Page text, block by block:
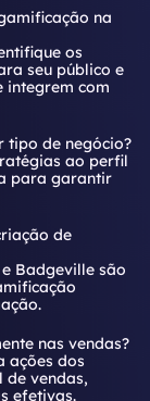
na
os
seu público e
integrem com
tipo de negócio?
ao perfil
para garantir
de
Badgeville são
nas vendas?
ações dos
de vendas,
efetivas.